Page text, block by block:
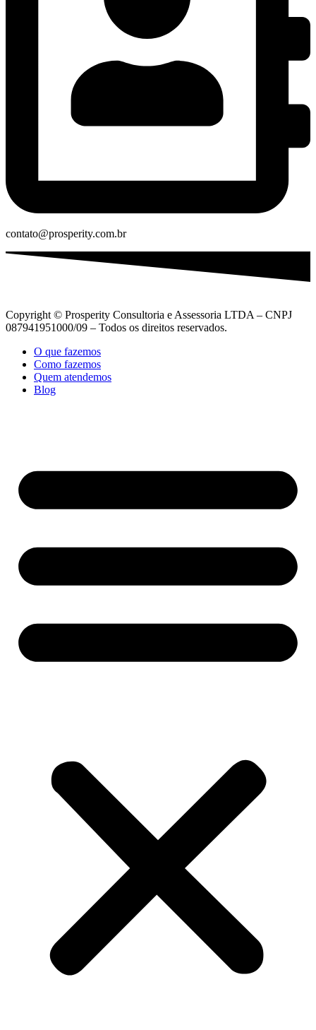
contato@prosperity.com.br
Copyright © Prosperity Consultoria e Assessoria LTDA – CNPJ
087941951000/09 – Todos os direitos reservados.
O que fazemos
Como fazemos
Quem atendemos
Blog